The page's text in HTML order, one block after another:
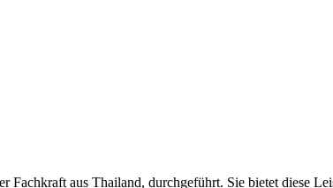
aus Thailand, durchgeführt. Sie bietet diese